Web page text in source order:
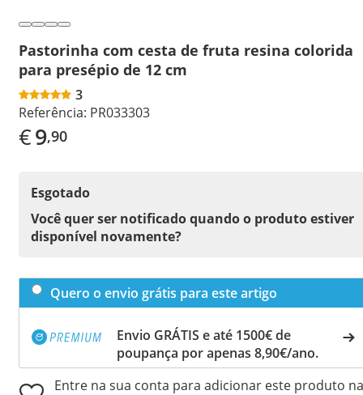
Pastorinha com cesta de fruta resina colorida
para presépio de 12 cm
3
Referência: PR033303
€9,90
Esgotado
Você quer ser notificado quando o produto estiver
disponível novamente?
Quero o envio grátis para este artigo
Envio GRÁTIS e até 1500€ de
poupança por apenas 8,90€/ano.
Entre na sua conta para adicionar este produto na